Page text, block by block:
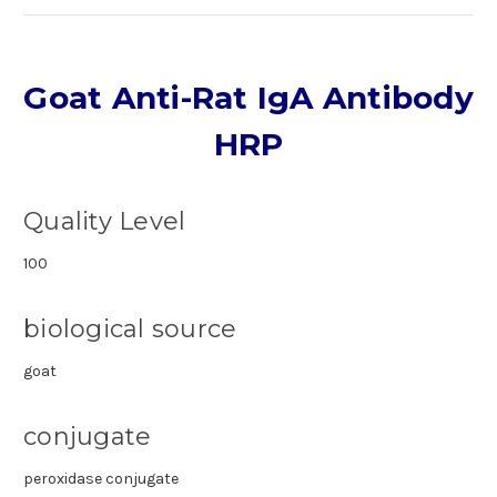
Goat Anti-Rat IgA Antibody
HRP
Quality Level
100
biological source
goat
conjugate
peroxidase conjugate